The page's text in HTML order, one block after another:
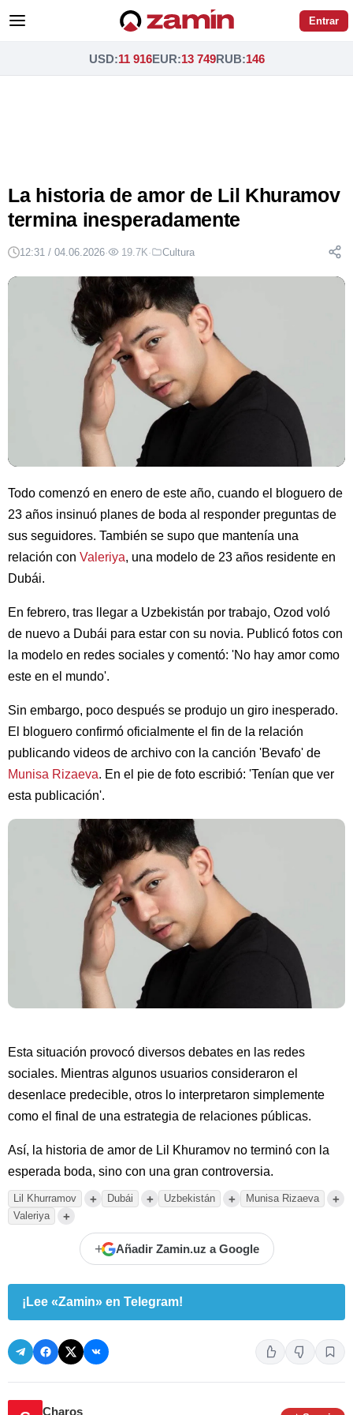
Entrar
USD:11 916EUR:13 749RUB:146
La historia de amor de Lil Khuramov
termina inesperadamente
12:31 / 04.06.2026· 19.7K· Cultura
Todo comenzó en enero de este año, cuando el bloguero de
23 años insinuó planes de boda al responder preguntas de
sus seguidores. También se supo que mantenía una
relación con Valeriya, una modelo de 23 años residente en
Dubái.
En febrero, tras llegar a Uzbekistán por trabajo, Ozod voló
de nuevo a Dubái para estar con su novia. Publicó fotos con
la modelo en redes sociales y comentó: 'No hay amor como
este en el mundo'.
Sin embargo, poco después se produjo un giro inesperado.
El bloguero confirmó oficialmente el fin de la relación
publicando videos de archivo con la canción 'Bevafo' de
Munisa Rizaeva. En el pie de foto escribió: 'Tenían que ver
esta publicación'.
Esta situación provocó diversos debates en las redes
sociales. Mientras algunos usuarios consideraron el
desenlace predecible, otros lo interpretaron simplemente
como el final de una estrategia de relaciones públicas.
Así, la historia de amor de Lil Khuramov no terminó con la
esperada boda, sino con una gran controversia.
Lil Khurramov + Dubái + Uzbekistán + Munisa Rizaeva +
Valeriya +
+ Añadir Zamin.uz a Google
¡Lee «Zamin» en Telegram!
Charos